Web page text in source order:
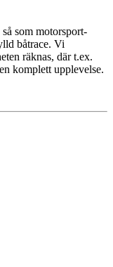
som motorsport-
båtrace. Vi
räknas, där t.ex.
komplett upplevelse.